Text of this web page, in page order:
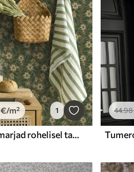
€/m² 1
Kollased lilled ja marjad rohelisel taustal
44.98